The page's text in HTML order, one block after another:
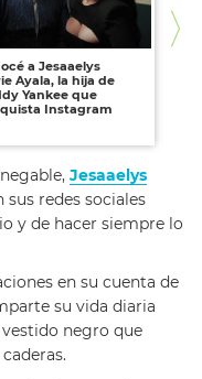
a Jesaaelys
Ayala, la hija de
Yankee que
Instagram
Jesaaelys
redes sociales
y de hacer siempre lo
en su cuenta de
su vida diaria
negro que